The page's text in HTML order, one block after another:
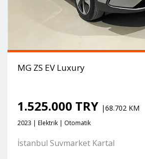
MG ZS EV Luxury
1.525.000 TRY |68.702 KM
2023 | Elektrik | Otomatik
İstanbul Suvmarket Kartal